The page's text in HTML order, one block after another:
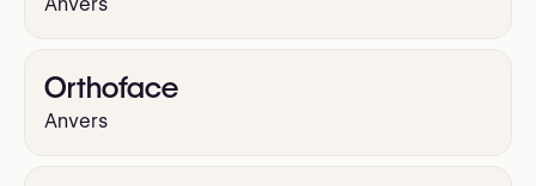
Orthoface
Anvers